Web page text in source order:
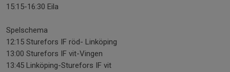
15:15-16:30 Eila
Spelschema
12:15 Sturefors IF röd- Linköping
13:00 Sturefors IF vit-Vingen
13:45 Linköping-Sturefors IF vit